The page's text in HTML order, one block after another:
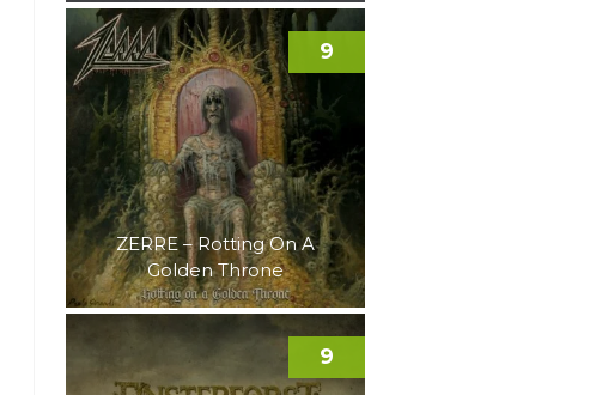
ZERRE – Rotting On A
Golden Throne
9
9